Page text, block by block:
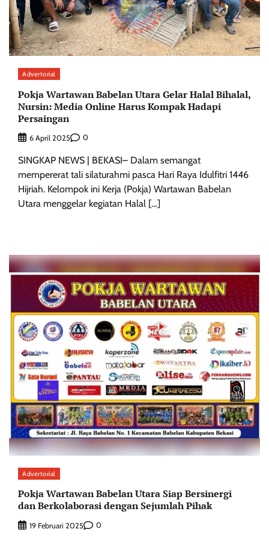
Advertorial
Pokja Wartawan Babelan Utara Gelar Halal Bihalal,
Nursin: Media Online Harus Kompak Hadapi
Persaingan
6 April 2025 0
SINGKAP NEWS | BEKASI– Dalam semangat
mempererat tali silaturahmi pasca Hari Raya Idulfitri 1446
Hijriah. Kelompok ini Kerja (Pokja) Wartawan Babelan
Utara menggelar kegiatan Halal […]
Advertorial
Pokja Wartawan Babelan Utara Siap Bersinergi
dan Berkolaborasi dengan Sejumlah Pihak
19 Februari 2025 0